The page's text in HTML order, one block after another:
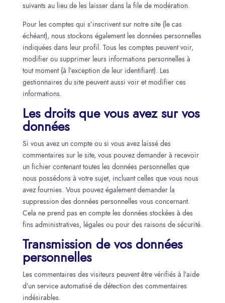
suivants au lieu de les laisser dans la file de modération.
Pour les comptes qui s’inscrivent sur notre site (le cas
échéant), nous stockons également les données personnelles
indiquées dans leur profil. Tous les comptes peuvent voir,
modifier ou supprimer leurs informations personnelles à
tout moment (à l’exception de leur identifiant). Les
gestionnaires du site peuvent aussi voir et modifier ces
informations.
Les droits que vous avez sur vos
données
Si vous avez un compte ou si vous avez laissé des
commentaires sur le site, vous pouvez demander à recevoir
un fichier contenant toutes les données personnelles que
nous possédons à votre sujet, incluant celles que vous nous
avez fournies. Vous pouvez également demander la
suppression des données personnelles vous concernant.
Cela ne prend pas en compte les données stockées à des
fins administratives, légales ou pour des raisons de sécurité.
Transmission de vos données
personnelles
Les commentaires des visiteurs peuvent être vérifiés à l’aide
d’un service automatisé de détection des commentaires
indésirables.